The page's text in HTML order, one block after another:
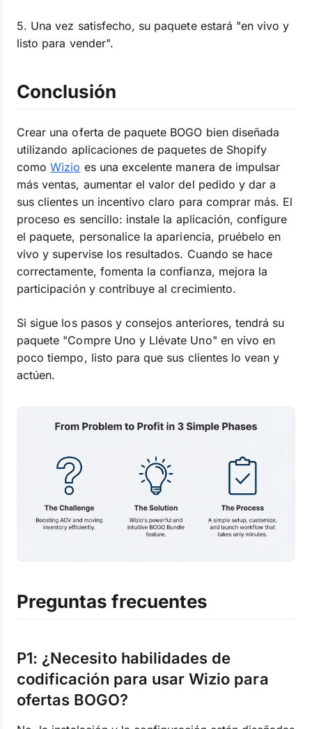
5. Una vez satisfecho, su paquete estará "en vivo y
listo para vender".
Conclusión
Crear una oferta de paquete BOGO bien diseñada
utilizando aplicaciones de paquetes de Shopify
comoWizio es una excelente manera de impulsar
más ventas, aumentar el valor del pedido y dar a
sus clientes un incentivo claro para comprar más. El
proceso es sencillo: instale la aplicación, configure
el paquete, personalice la apariencia, pruébelo en
vivo y supervise los resultados. Cuando se hace
correctamente, fomenta la confianza, mejora la
participación y contribuye al crecimiento.
Si sigue los pasos y consejos anteriores, tendrá su
paquete "Compre Uno y Llévate Uno" en vivo en
poco tiempo, listo para que sus clientes lo vean y
actúen.
Preguntas frecuentes
P1: ¿Necesito habilidades de
codificación para usar Wizio para
ofertas BOGO?